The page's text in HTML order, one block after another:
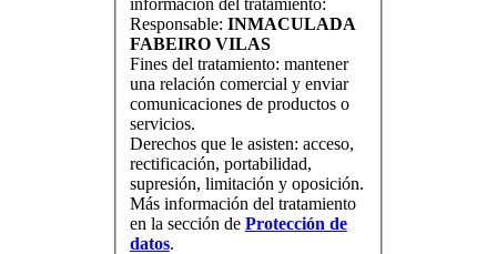
Responsable: INMACULADA
FABEIRO VILAS
Fines del tratamiento: mantener
una relación comercial y enviar
comunicaciones de productos o
servicios.
Derechos que le asisten: acceso,
rectificación, portabilidad,
supresión, limitación y oposición.
Más información del tratamiento
en la sección de Protección de
datos.